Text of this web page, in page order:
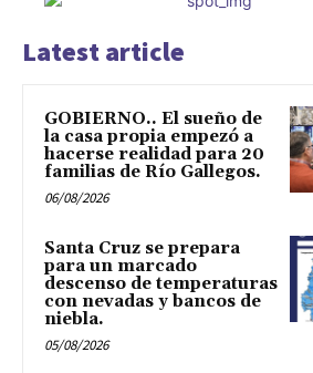
Latest article
GOBIERNO.. El sueño de
la casa propia empezó a
hacerse realidad para 20
familias de Río Gallegos.
06/08/2026
Santa Cruz se prepara
para un marcado
descenso de temperaturas
con nevadas y bancos de
niebla.
05/08/2026